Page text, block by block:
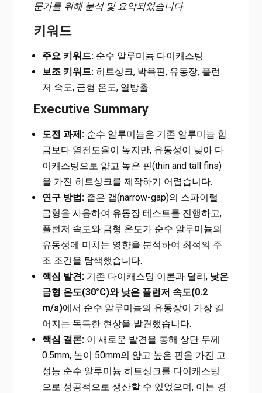
문가를 위해 분석 및 요약되었습니다.
키워드
주요 키워드:순수 알루미늄 다이캐스팅
보조 키워드:히트싱크, 박육핀, 유동장, 플런
저 속도, 금형 온도, 열방출
Executive Summary
도전 과제:순수 알루미늄은 기존 알루미늄 합
금보다 열전도율이 높지만, 유동성이 낮아 다
이캐스팅으로 얇고 높은 핀(thin and tall fins)
을 가진 히트싱크를 제작하기 어렵습니다.
연구 방법:좁은 갭(narrow-gap)의 스파이럴
금형을 사용하여 유동장 테스트를 진행하고,
플런저 속도와 금형 온도가 순수 알루미늄의
유동성에 미치는 영향을 분석하여 최적의 주
조 조건을 탐색했습니다.
핵심 발견:기존 다이캐스팅 이론과 달리, 낮은
금형 온도(30°C)와 낮은 플런저 속도(0.2
m/s)에서 순수 알루미늄의 유동장이 가장 길
어지는 독특한 현상을 발견했습니다.
핵심 결론:이 새로운 발견을 통해 상단 두께
0.5mm, 높이 50mm의 얇고 높은 핀을 가진 고
성능 순수 알루미늄 히트싱크를 다이캐스팅
으로 성공적으로 생산할 수 있었으며, 이는 경